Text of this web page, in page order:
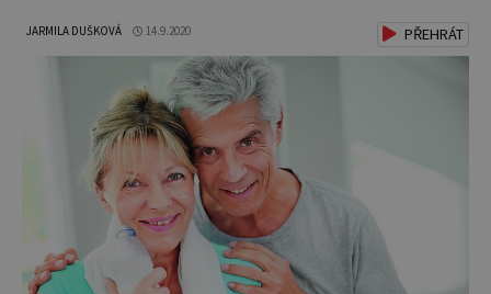
JARMILA DUŠKOVÁ 14.9.2020 PŘEHRÁT